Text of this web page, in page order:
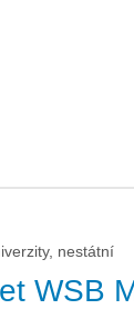
nestátní
WSB